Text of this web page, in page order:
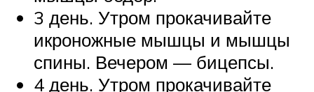
3 день. Утром прокачивайте
икроножные мышцы и мышцы
спины. Вечером — бицепсы.
4 день. Утром прокачивайте